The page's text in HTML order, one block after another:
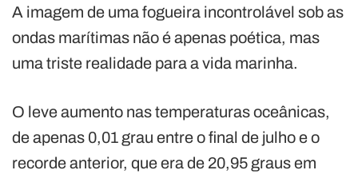
A imagem de uma fogueira incontrolável sob as
ondas marítimas não é apenas poética, mas
uma triste realidade para a vida marinha.
O leve aumento nas temperaturas oceânicas,
de apenas 0,01 grau entre o final de julho e o
recorde anterior, que era de 20,95 graus em